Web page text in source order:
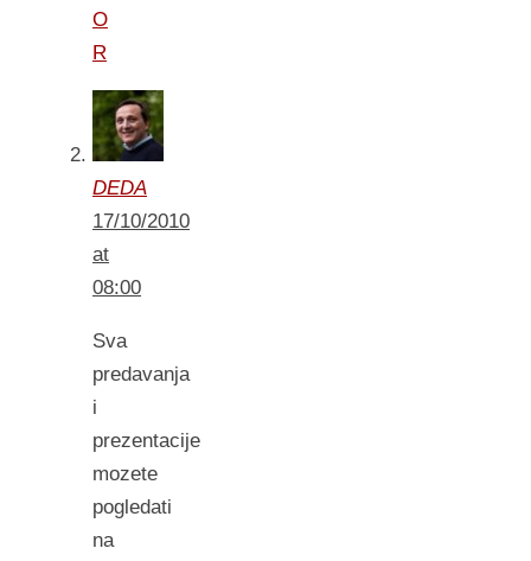
O
R
DEDA
17/10/2010
at
08:00
Sva
predavanja
i
prezentacije
mozete
pogledati
na